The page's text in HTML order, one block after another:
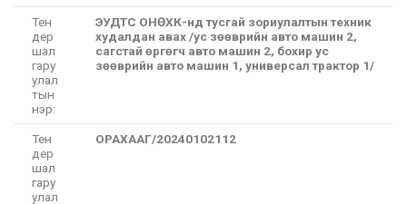
Тен
дер
шал
гару
улал
тын
нэр:
ЭУДТС ОНӨХК-нд тусгай зориулалтын техник
худалдан авах /ус зөөврийн авто машин 2,
сагстай өргөгч авто машин 2, бохир ус
зөөврийн авто машин 1, универсал трактор 1/
Тен
дер
шал
гару
улал
ОРАХААГ/20240102112